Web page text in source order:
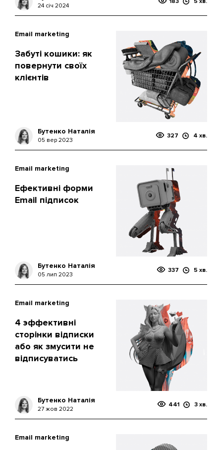
24 січ 2024
Email marketing
Забуті кошики: як
повернути своїх
клієнтів
Бутенко Наталія
05 вер 2023
327 4 хв.
Email marketing
Ефективні форми
Email підписок
Бутенко Наталія
05 лип 2023
337 5 хв.
Email marketing
4 эффективні
сторінки відписки
або як змусити не
відписуватись
Бутенко Наталія
27 жов 2022
441 3 хв.
Email marketing